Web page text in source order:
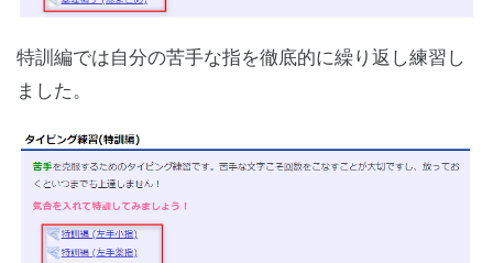
特訓編では自分の苦手な指を徹底的に繰り返し練習し
ました。